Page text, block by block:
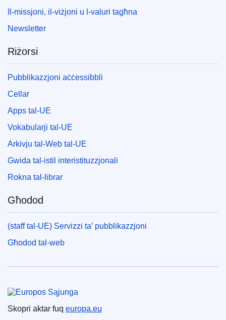
Il-missjoni, il-viżjoni u l-valuri tagħna
Newsletter
Riżorsi
Pubblikazzjoni aċċessibbli
Cellar
Apps tal-UE
Vokabularji tal-UE
Arkivju tal-Web tal-UE
Gwida tal-istil interistituzzjonali
Rokna tal-librar
Għodod
(staff tal-UE) Servizzi ta’ pubblikazzjoni
Għodod tal-web
Skopri aktar fuq europa.eu